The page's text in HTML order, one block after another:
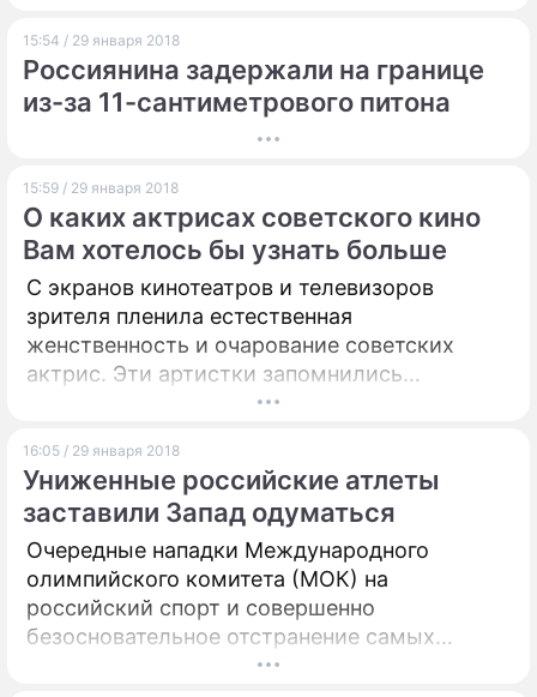
"Мосинжпроекта" Альберт Суниев.
Открытие ТПУ запанировано через четыре
года.
15:54 / 29 января 2018
Россиянина задержали на границе
из-за 11-сантиметрового питона
15:59 / 29 января 2018
О каких актрисах советского кино
Вам хотелось бы узнать больше
С экранов кинотеатров и телевизоров
зрителя пленила естественная
женственность и очарование советских
актрис. Эти артистки запомнились
блистательной игрой.
16:05 / 29 января 2018
Униженные российские атлеты
заставили Запад одуматься
Очередные нападки Международного
олимпийского комитета (МОК) на
российский спорт и совершенно
безосновательное отстранение самых
сильных членов нашей сборной